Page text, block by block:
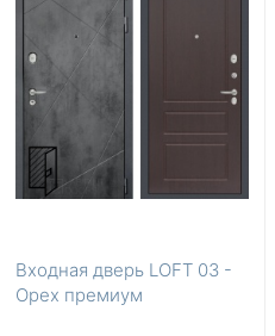
Входная дверь LOFT 03 -
Орех премиум